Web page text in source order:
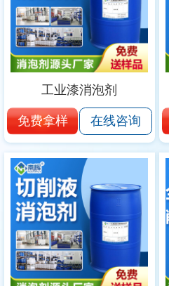
工业漆消泡剂
免费拿样 在线咨询